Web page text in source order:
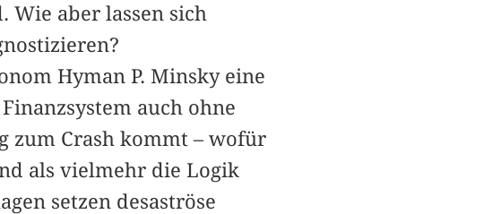
Wie aber lassen sich
Hyman P. Minsky eine
auch ohne
zum Crash kommt – wofür
als vielmehr die Logik
setzen desaströse